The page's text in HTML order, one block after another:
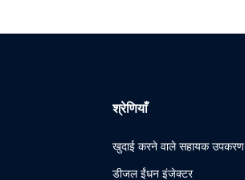
श्रेणियाँ
खुदाई करने वाले सहायक उपकरण
डीजल ईंधन इंजेक्टर